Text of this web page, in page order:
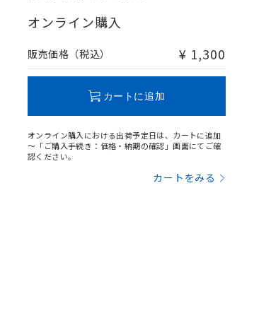
オンライン購入
販売価格（税込） ¥ 1,300
カートに追加
オンライン購入における出荷予定日は、カートに追加
～「ご購入手続き：価格・納期の確認」画面にてご確
認ください。
カートをみる